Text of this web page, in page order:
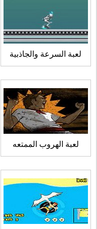
لعبة السرعة والجاذبية
لعبة الهروب الممتعه